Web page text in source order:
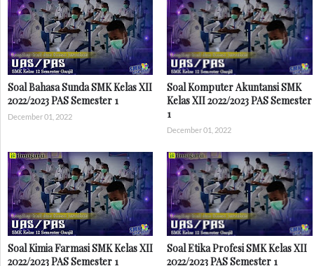
Soal Bahasa Sunda SMK Kelas XII
2022/2023 PAS Semester 1
December 01, 2022
Soal Komputer Akuntansi SMK
Kelas XII 2022/2023 PAS Semester
1
December 01, 2022
Soal Kimia Farmasi SMK Kelas XII
2022/2023 PAS Semester 1
Soal Etika Profesi SMK Kelas XII
2022/2023 PAS Semester 1